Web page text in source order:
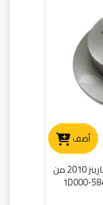
أضف
طقم 2 طنبوره فرامل خلفي كيا كارينز 2010 من